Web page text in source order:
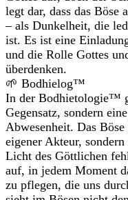
legt dar, dass das Böse
– als Dunkelheit, die
ist. Es ist eine
und die Rolle Gottes
überdenken.
🌱 Bodhielog™
In der Bodhietologie™
Gegensatz, sondern
Abwesenheit. Das
eigener Akteur,
Licht des Göttlichen
auf, in jedem Moment
zu pflegen, die uns